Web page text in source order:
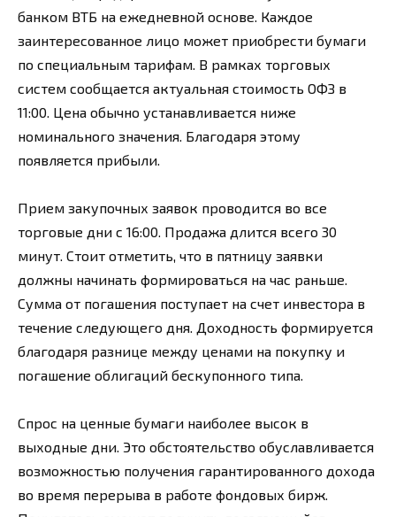
банком ВТБ на ежедневной основе. Каждое
заинтересованное лицо может приобрести бумаги
по специальным тарифам. В рамках торговых
систем сообщается актуальная стоимость ОФЗ в
11:00. Цена обычно устанавливается ниже
номинального значения. Благодаря этому
появляется прибыли.
Прием закупочных заявок проводится во все
торговые дни с 16:00. Продажа длится всего 30
минут. Стоит отметить, что в пятницу заявки
должны начинать формироваться на час раньше.
Сумма от погашения поступает на счет инвестора в
течение следующего дня. Доходность формируется
благодаря разнице между ценами на покупку и
погашение облигаций бескупонного типа.
Спрос на ценные бумаги наиболее высок в
выходные дни. Это обстоятельство обуславливается
возможностью получения гарантированного дохода
во время перерыва в работе фондовых бирж.